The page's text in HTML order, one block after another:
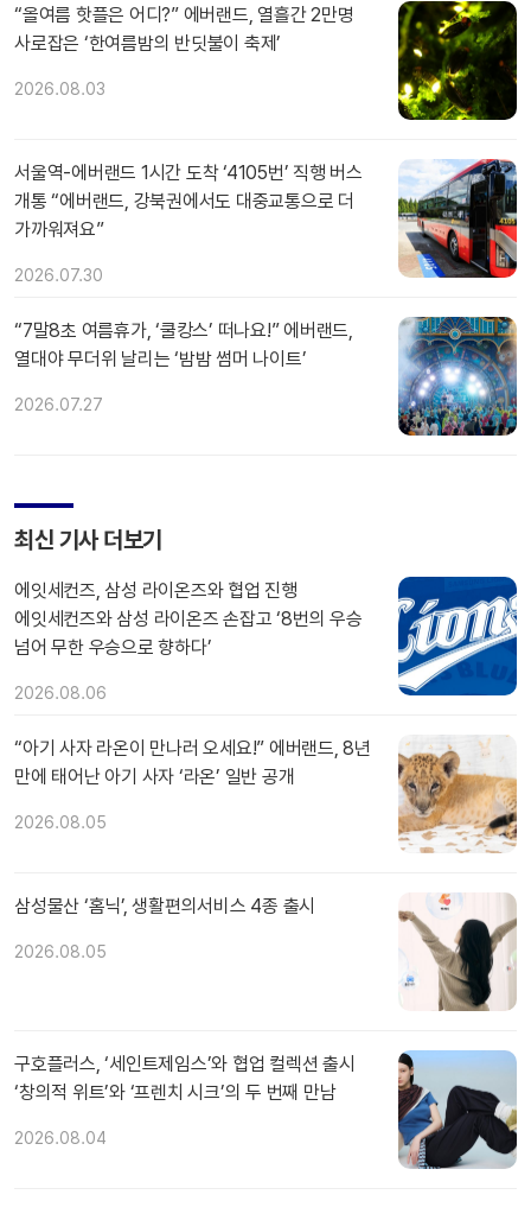
“올여름 핫플은 어디?” 에버랜드, 열흘간 2만명
사로잡은 ‘한여름밤의 반딧불이 축제’
2026.08.03
서울역-에버랜드 1시간 도착 ‘4105번’ 직행 버스
개통 “에버랜드, 강북권에서도 대중교통으로 더
가까워져요”
2026.07.30
“7말8초 여름휴가, ‘쿨캉스’ 떠나요!” 에버랜드,
열대야 무더위 날리는 ‘밤밤 썸머 나이트’
2026.07.27
최신 기사 더보기
에잇세컨즈, 삼성 라이온즈와 협업 진행
에잇세컨즈와 삼성 라이온즈 손잡고 ‘8번의 우승
넘어 무한 우승으로 향하다’
2026.08.06
“아기 사자 라온이 만나러 오세요!” 에버랜드, 8년
만에 태어난 아기 사자 ‘라온’ 일반 공개
2026.08.05
삼성물산 ‘홈닉’, 생활편의서비스 4종 출시
2026.08.05
구호플러스, ‘세인트제임스’와 협업 컬렉션 출시
‘창의적 위트’와 ‘프렌치 시크’의 두 번째 만남
2026.08.04